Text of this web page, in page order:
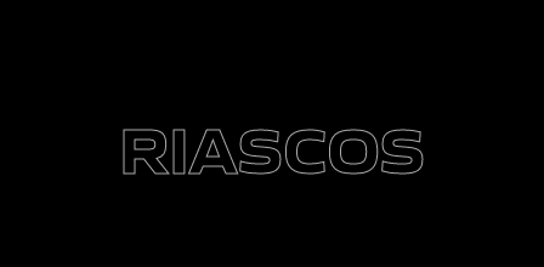
RIASCOS